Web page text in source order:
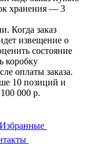
хранения — 3
Когда заказ
извещение о
состояние
коробку
оплаты заказа.
10 позиций и
000 р.
Избранные